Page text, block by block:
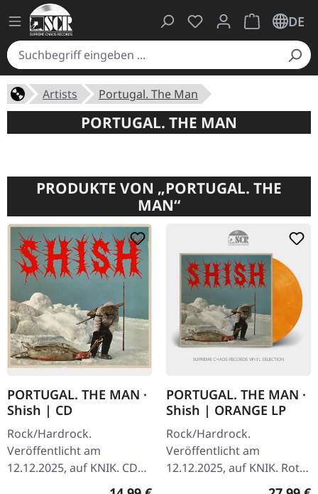
Du hast 0 Produkte
Warenkorb
DE
Artists Portugal. The Man
PORTUGAL. THE MAN
PRODUKTE VON „PORTUGAL. THE
MAN“
PORTUGAL. THE MAN ·
Shish | CD
Rock/Hardrock.
Veröffentlicht am
12.12.2025, auf KNIK. CD
im Standard-Jewelcase. Die
PORTUGAL. THE MAN ·
Shish | ORANGE LP
Rock/Hardrock.
Veröffentlicht am
12.12.2025, auf KNIK. Rot